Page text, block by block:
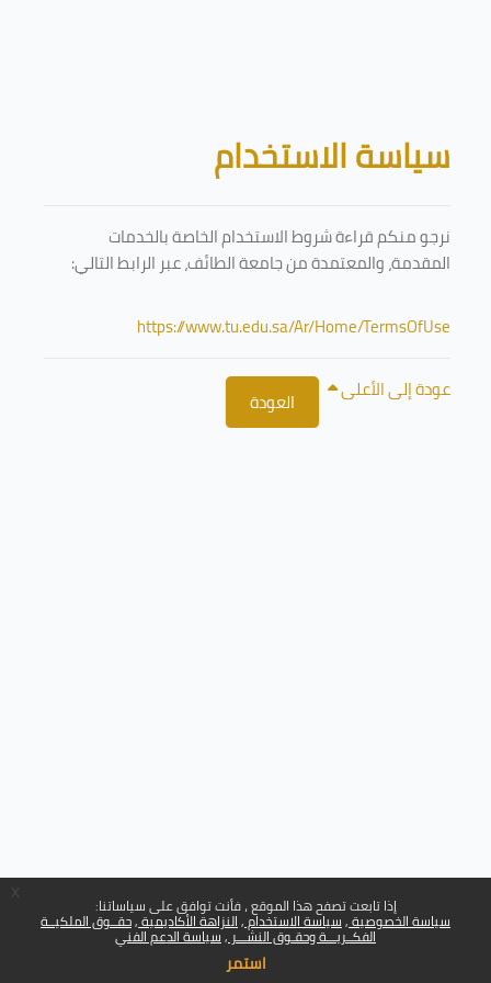
إذا تابعت تصفح هذا الموقع ، فأنت توافق على سياساتنا:
سياسة الخصوصية سياسة الاستخدام النزاهة الأكاديمية حقــوق الملكيــة
الفكــريـــة وحقـوق النشـــر سياسة الدعم الفني
استمر
الكتل
سياسة الاستخدام
نرجو منكم قراءة شروط الاستخدام الخاصة بالخدمات
المقدمة، والمعتمدة من جامعة الطائف، عبر الرابط التالي:
https://www.tu.edu.sa/Ar/Home/TermsOfUse
العودة عودة إلى الأعلى